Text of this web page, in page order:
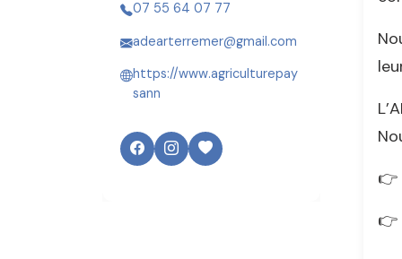
07 55 64 07 77
adearterremer@gmail.com
https://www.agriculturepay
sann
👉
👉